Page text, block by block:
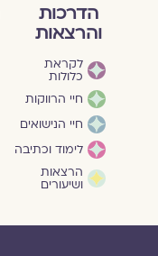
הדרכות
והרצאות
לקראת
כלולות
חיי הרווקות
חיי הנישואים
לימוד וכתיבה
הרצאות
ושיעורים